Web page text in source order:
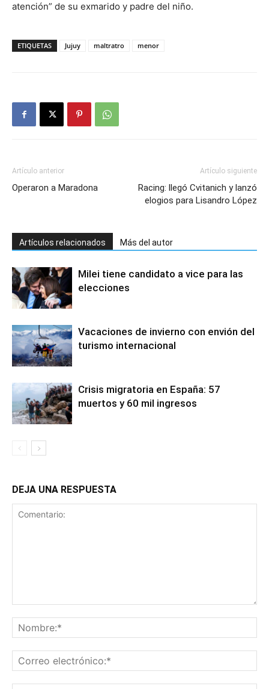
atención” de su exmarido y padre del niño.
ETIQUETAS Jujuy maltratro menor
Artículo anterior
Operaron a Maradona
Artículo siguiente
Racing: llegó Cvitanich y lanzó
elogios para Lisandro López
Artículos relacionados Más del autor
Milei tiene candidato a vice para las
elecciones
Vacaciones de invierno con envión del
turismo internacional
Crisis migratoria en España: 57
muertos y 60 mil ingresos
DEJA UNA RESPUESTA